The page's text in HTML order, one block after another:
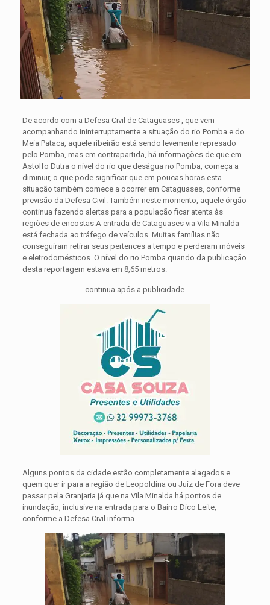
De acordo com a Defesa Civil de Cataguases , que vem
acompanhando ininterruptamente a situação do rio Pomba e do
Meia Pataca, aquele ribeirão está sendo levemente represado
pelo Pomba, mas em contrapartida, há informações de que em
Astolfo Dutra o nível do rio que deságua no Pomba, começa a
diminuir, o que pode significar que em poucas horas esta
situação também comece a ocorrer em Cataguases, conforme
previsão da Defesa Civil. Também neste momento, aquele órgão
continua fazendo alertas para a população ficar atenta às
regiões de encostas.A entrada de Cataguases via Vila Minalda
está fechada ao tráfego de veículos. Muitas famílias não
conseguiram retirar seus pertences a tempo e perderam móveis
e eletrodomésticos. O nível do rio Pomba quando da publicação
desta reportagem estava em 8,65 metros.
continua após a publicidade
Alguns pontos da cidade estão completamente alagados e
quem quer ir para a região de Leopoldina ou Juiz de Fora deve
passar pela Granjaria já que na Vila Minalda há pontos de
inundação, inclusive na entrada para o Bairro Dico Leite,
conforme a Defesa Civil informa.